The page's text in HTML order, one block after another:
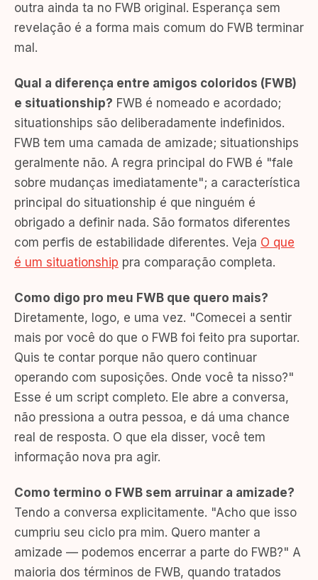
outra ainda ta no FWB original. Esperança sem
revelação é a forma mais comum do FWB terminar
mal.
Qual a diferença entre amigos coloridos (FWB)
e situationship? FWB é nomeado e acordado;
situationships são deliberadamente indefinidos.
FWB tem uma camada de amizade; situationships
geralmente não. A regra principal do FWB é "fale
sobre mudanças imediatamente"; a característica
principal do situationship é que ninguém é
obrigado a definir nada. São formatos diferentes
com perfis de estabilidade diferentes. Veja O que
é um situationship pra comparação completa.
Como digo pro meu FWB que quero mais?
Diretamente, logo, e uma vez. "Comecei a sentir
mais por você do que o FWB foi feito pra suportar.
Quis te contar porque não quero continuar
operando com suposições. Onde você ta nisso?"
Esse é um script completo. Ele abre a conversa,
não pressiona a outra pessoa, e dá uma chance
real de resposta. O que ela disser, você tem
informação nova pra agir.
Como termino o FWB sem arruinar a amizade?
Tendo a conversa explicitamente. "Acho que isso
cumpriu seu ciclo pra mim. Quero manter a
amizade — podemos encerrar a parte do FWB?" A
maioria dos términos de FWB, quando tratados